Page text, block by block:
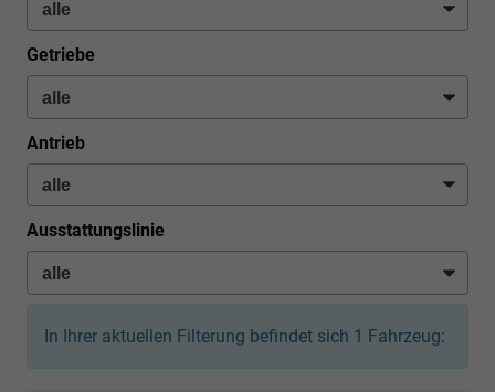
Getriebe
Antrieb
Ausstattungslinie
In Ihrer aktuellen Filterung befindet sich 1 Fahrzeug: